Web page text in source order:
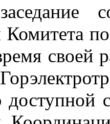
Комитета
своей
доступной